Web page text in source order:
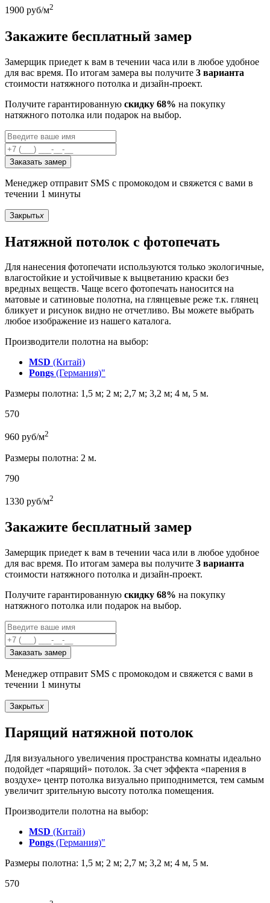
1900 руб/м2
Закажите бесплатный замер
Замерщик приедет к вам в течении часа или в любое удобное
для вас время. По итогам замера вы получите 3 варианта
стоимости натяжного потолка и дизайн-проект.
Получите гарантированную скидку 68% на покупку
натяжного потолка или подарок на выбор.
Заказать замер
Менеджер отправит SMS с промокодом и свяжется с вами в
течении 1 минуты
Закрытьx
Натяжной потолок с фотопечать
Для нанесения фотопечати используются только экологичные,
влагостойкие и устойчивые к выцветанию краски без
вредных веществ. Чаще всего фотопечать наносится на
матовые и сатиновые полотна, на глянцевые реже т.к. глянец
бликует и рисунок видно не отчетливо. Вы можете выбрать
любое изображение из нашего каталога.
Производители полотна на выбор:
MSD (Китай)
Pongs (Германия)"
Размеры полотна: 1,5 м; 2 м; 2,7 м; 3,2 м; 4 м, 5 м.
570
960 руб/м2
Размеры полотна: 2 м.
790
1330 руб/м2
Закажите бесплатный замер
Замерщик приедет к вам в течении часа или в любое удобное
для вас время. По итогам замера вы получите 3 варианта
стоимости натяжного потолка и дизайн-проект.
Получите гарантированную скидку 68% на покупку
натяжного потолка или подарок на выбор.
Заказать замер
Менеджер отправит SMS с промокодом и свяжется с вами в
течении 1 минуты
Закрытьx
Парящий натяжной потолок
Для визуального увеличения пространства комнаты идеально
подойдет «парящий» потолок. За счет эффекта «парения в
воздухе» центр потолка визуально приподнимется, тем самым
увеличит зрительную высоту потолка помещения.
Производители полотна на выбор:
MSD (Китай)
Pongs (Германия)"
Размеры полотна: 1,5 м; 2 м; 2,7 м; 3,2 м; 4 м, 5 м.
570